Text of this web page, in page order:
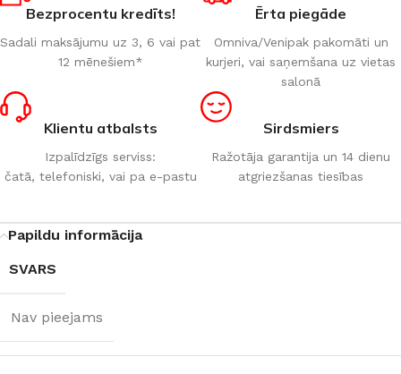
Bezprocentu kredīts!
Sadali maksājumu uz 3, 6 vai pat
12 mēnešiem*
Ērta piegāde
Omniva/Venipak pakomāti un
kurjeri, vai saņemšana uz vietas
salonā
Klientu atbalsts
Izpalīdzīgs serviss:
čatā, telefoniski, vai pa e-pastu
Sirdsmiers
Ražotāja garantija un 14 dienu
atgriezšanas tiesības
Papildu informācija
SVARS
Nav pieejams